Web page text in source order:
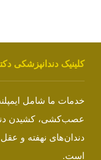
کلینیک دندانپزشکی
خدمات ما شامل
عصب‌کشی، کشیدن
دندان‌های نهفته و
است.